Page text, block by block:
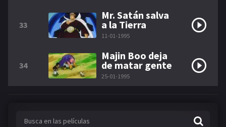
33
Mr. Satán salva
a la Tierra
11-01-1995
34
Majin Boo deja
de matar gente
25-01-1995